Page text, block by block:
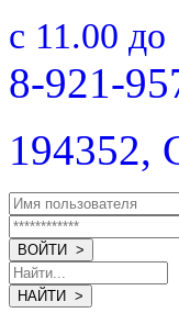
с 11.00 до
8-921-
194352,